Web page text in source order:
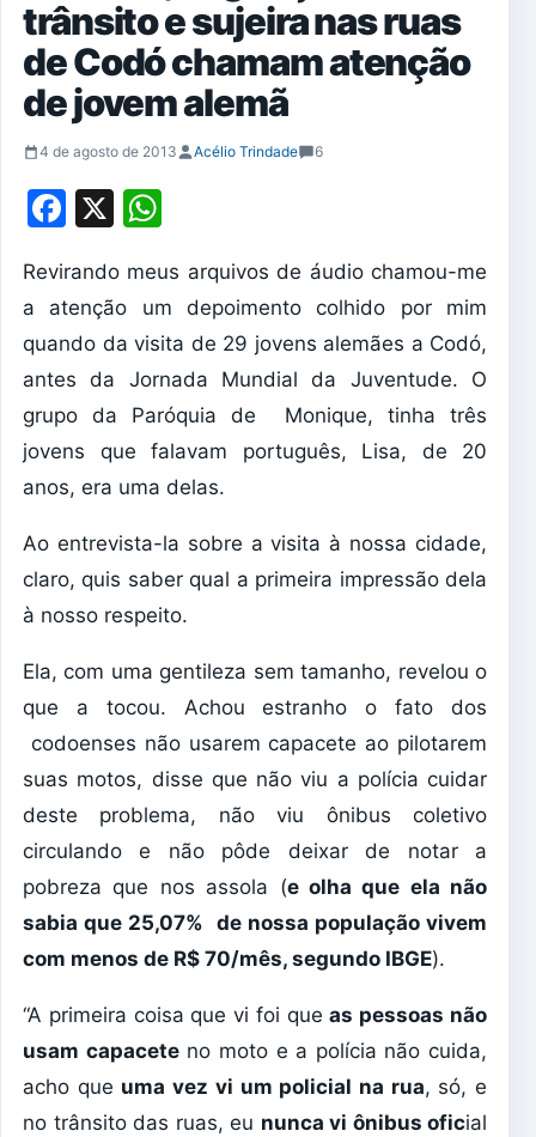
trânsito e sujeira nas ruas
de Codó chamam atenção
de jovem alemã
4 de agosto de 2013 Acélio Trindade 6
Facebook
X
Revirando meus arquivos de áudio chamou-me
a atenção um depoimento colhido por mim
quando da visita de 29 jovens alemães a Codó,
antes da Jornada Mundial da Juventude. O
grupo da Paróquia de Monique, tinha três
jovens que falavam português, Lisa, de 20
anos, era uma delas.
Ao entrevista-la sobre a visita à nossa cidade,
claro, quis saber qual a primeira impressão dela
à nosso respeito.
Ela, com uma gentileza sem tamanho, revelou o
que a tocou. Achou estranho o fato dos
codoenses não usarem capacete ao pilotarem
suas motos, disse que não viu a polícia cuidar
deste problema, não viu ônibus coletivo
circulando e não pôde deixar de notar a
pobreza que nos assola (e olha que ela não
sabia que 25,07% de nossa população vivem
com menos de R$ 70/mês, segundo IBGE).
“A primeira coisa que vi foi queas pessoas não
usam capaceteno moto e a polícia não cuida,
acho que uma vez vi um policial na rua, só, e
no trânsito das ruas, eu nunca vi ônibus oficial